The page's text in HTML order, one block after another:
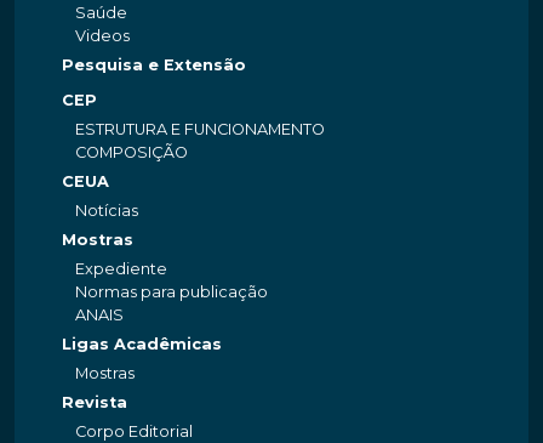
Saúde
Videos
Pesquisa e Extensão
CEP
ESTRUTURA E FUNCIONAMENTO
COMPOSIÇÃO
CEUA
Notícias
Mostras
Expediente
Normas para publicação
ANAIS
Ligas Acadêmicas
Mostras
Revista
Corpo Editorial